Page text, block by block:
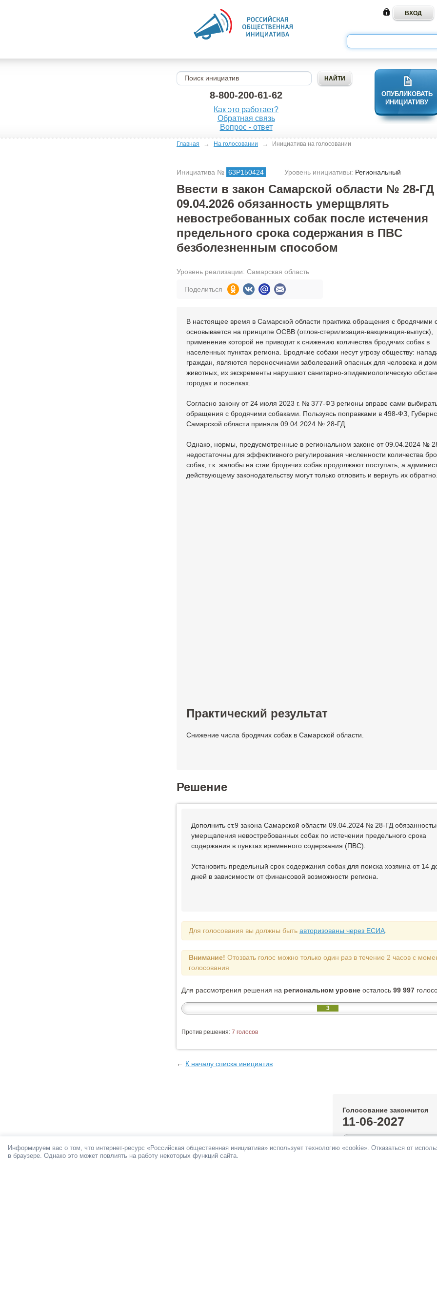
8-800-200-61-62
Как это работает?
Обратная связь
Вопрос - ответ
ОПУБЛИКОВАТЬ
ИНИЦИАТИВУ
Главная → На голосовании → Инициатива на голосовании
Инициатива № 63Р150424 Уровень инициативы: Региональный
Ввести в закон Самарской области № 28-ГД
09.04.2026 обязанность умерщвлять
невостребованных собак после истечения
предельного срока содержания в ПВC
безболезненным способом
Уровень реализации: Самарская область
Поделиться
В настоящее время в Самарской области практика обращения с бродячими
основывается на принципе ОСВВ (отлов-стерилизация-вакцинация-выпуск),
применение которой не приводит к снижению количества бродячих собак в
населенных пунктах региона. Бродячие собаки несут угрозу обществу:
граждан, являются переносчиками заболеваний опасных для человека и
животных, их экскременты нарушают санитарно-эпидемиологическую
городах и поселках.
Согласно закону от 24 июля 2023 г. № 377-ФЗ регионы вправе сами
обращения с бродячими собаками. Пользуясь поправками в 498-ФЗ,
Самарской области приняла 09.04.2024 № 28-ГД.
Однако, нормы, предусмотренные в региональном законе от 09.04.2024 №
недостаточны для эффективного регулирования численности количества
собак, т.к. жалобы на стаи бродячих собак продолжают поступать, а
действующему законодательству могут только отловить и вернуть их обратно.
Практический результат
Снижение числа бродячих собак в Самарской области.
Решение
Дополнить ст.9 закона Самарской области 09.04.2024 № 28-ГД
умерщвления невостребованных собак по истечении предельного срока
содержания в пунктах временного содержания (ПВС).
Установить предельный срок содержания собак для поиска хозяина от 14
дней в зависимости от финансовой возможности региона.
Для голосования вы должны быть авторизованы через ЕСИА
Внимание! Отозвать голос можно только один раз в течение 2 часов с
голосования
Для рассмотрения решения на региональном уровне осталось 99 997
3
Против решения: 7 голосов
← К началу списка инициатив
Голосование закончится
11-06-2027
Информируем вас о том, что интернет-ресурс «Российская общественная инициатива» использует технологию «cookie». Отказаться от
в браузере. Однако это может повлиять на работу некоторых функций сайта.